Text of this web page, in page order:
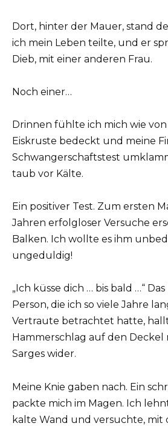
Dort, hinter der Mauer, stand
ich mein Leben teilte, und er
Dieb, mit einer anderen Frau.
Noch einer…
Drinnen fühlte ich mich wie
Eiskruste bedeckt und meine
Schwangerschaftstest
taub vor Kälte.
Ein positiver Test. Zum ersten
Jahren erfolgloser Versuche
Balken. Ich wollte es ihm
ungeduldig!
„Ich küsse dich … bis bald …“
Person, die ich so viele Jahre
Vertraute betrachtet hatte,
Hammerschlag auf den Deckel
Sarges wider.
Meine Knie gaben nach. Ein
packte mich im Magen. Ich
kalte Wand und versuchte, mit